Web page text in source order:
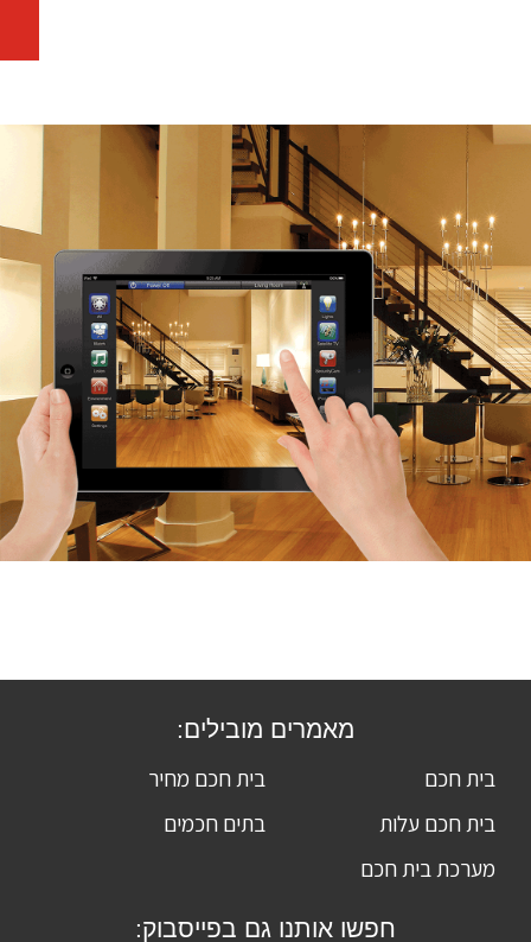
מאמרים מובילים:
בית חכם
בית חכם מחיר
בית חכם עלות
בתים חכמים
מערכת בית חכם
חפשו אותנו גם בפייסבוק: